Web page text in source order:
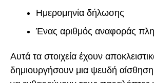
Ημερομηνία δήλωσης
Ένας αριθμός αναφοράς
Αυτά τα στοιχεία έχουν
δημιουργήσουν μια ψευδή αίσθηση